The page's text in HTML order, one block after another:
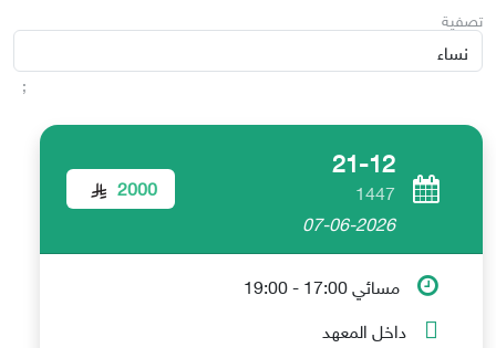
تصفية
21-12
1447
07-06-2026
2000
مسائي 17:00 - 19:00
داخل المعهد
;